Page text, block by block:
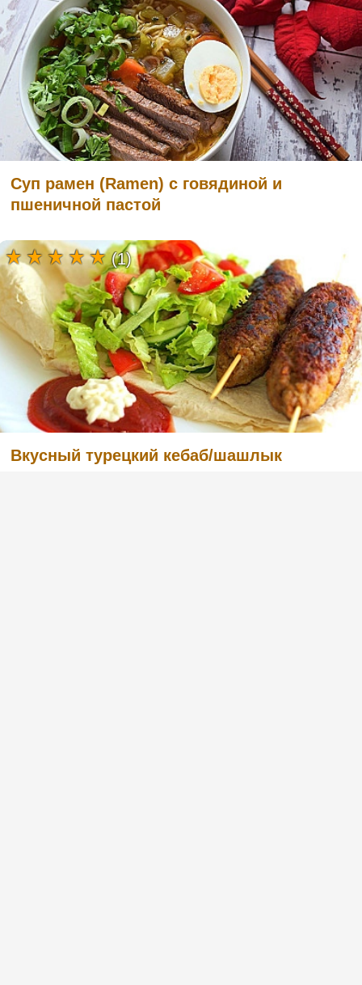
Суп рамен (Ramen) с говядиной и
пшеничной пастой
Вкусный турецкий кебаб/шашлык
(1)